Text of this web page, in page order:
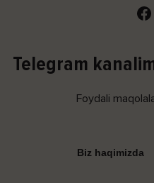
Telegram
Foydali
Biz haqimizda